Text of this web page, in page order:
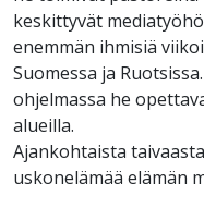
keskittyvät
enemmän ihmisiä
Suomessa ja
ohjelmassa he
alueilla.
Ajankohtaista
uskonelämää elämän